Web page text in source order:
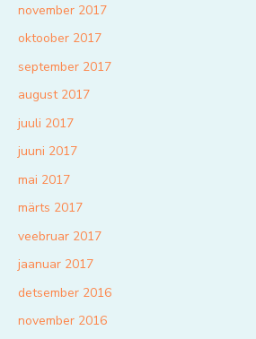
november 2017
oktoober 2017
september 2017
august 2017
juuli 2017
juuni 2017
mai 2017
märts 2017
veebruar 2017
jaanuar 2017
detsember 2016
november 2016